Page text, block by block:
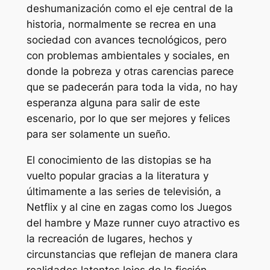
deshumanización como el eje central de la
historia, normalmente se recrea en una
sociedad con avances tecnológicos, pero
con problemas ambientales y sociales, en
donde la pobreza y otras carencias parece
que se padecerán para toda la vida, no hay
esperanza alguna para salir de este
escenario, por lo que ser mejores y felices
para ser solamente un sueño.
El conocimiento de las distopias se ha
vuelto popular gracias a la literatura y
últimamente a las series de televisión, a
Netflix y al cine en zagas como los Juegos
del hambre y Maze runner cuyo atractivo es
la recreación de lugares, hechos y
circunstancias que reflejan de manera clara